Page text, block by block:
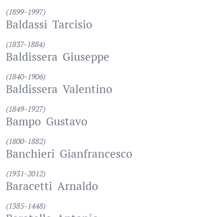
(1899-1997)
Baldassi Tarcisio
(1837-1884)
Baldissera Giuseppe
(1840-1906)
Baldissera Valentino
(1849-1927)
Bampo Gustavo
(1800-1882)
Banchieri Gianfrancesco
(1931-2012)
Baracetti Arnaldo
(1385-1448)